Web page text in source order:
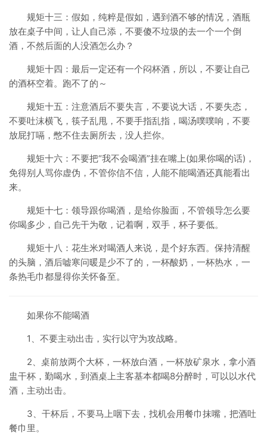
规矩十三：假如，纯粹是假如，遇到酒不够的情况，酒瓶
放在桌子中间，让人自己添，不要傻不垃圾的去一个一个倒
酒，不然后面的人没酒怎么办？
规矩十四：最后一定还有一个闷杯酒，所以，不要让自己
的酒杯空着。跑不了的～
规矩十五：注意酒后不要失言，不要说大话，不要失态，
不要吐沫横飞，筷子乱甩，不要手指乱指，喝汤噗噗响，不要
放屁打嗝，憋不住去厕所去，没人拦你。
规矩十六：不要把“我不会喝酒”挂在嘴上(如果你喝的话)，
免得别人骂你虚伪，不管你信不信，人能不能喝酒还真能看出
来。
规矩十七：领导跟你喝酒，是给你脸面，不管领导怎么要
你喝多少，自己先干为敬，记着啊，双手，杯子要低。
规矩十八：花生米对喝酒人来说，是个好东西。保持清醒
的头脑，酒后嘘寒问暖是少不了的，一杯酸奶，一杯热水，一
条热毛巾都显得你关怀备至。
如果你不能喝酒
1、不要主动出击，实行以守为攻战略。
2、桌前放两个大杯，一杯放白酒，一杯放矿泉水，拿小酒
盅干杯，勤喝水，到酒桌上主客基本都喝8分醉时，可以以水代
酒，主动出击。
3、干杯后，不要马上咽下去，找机会用餐巾抹嘴，把酒吐
餐巾里。